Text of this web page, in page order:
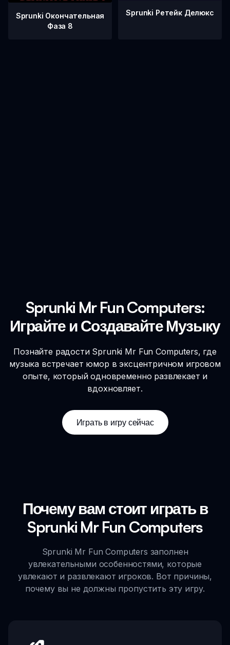
Sprunki Окончательная
Фаза 8
Sprunki Ретейк Делюкс
Sprunki Mr Fun Computers:
Играйте и Создавайте Музыку
Познайте радости Sprunki Mr Fun Computers, где
музыка встречает юмор в эксцентричном игровом
опыте, который одновременно развлекает и
вдохновляет.
Играть в игру сейчас
Почему вам стоит играть в
Sprunki Mr Fun Computers
Sprunki Mr Fun Computers заполнен
увлекательными особенностями, которые
увлекают и развлекают игроков. Вот причины,
почему вы не должны пропустить эту игру.